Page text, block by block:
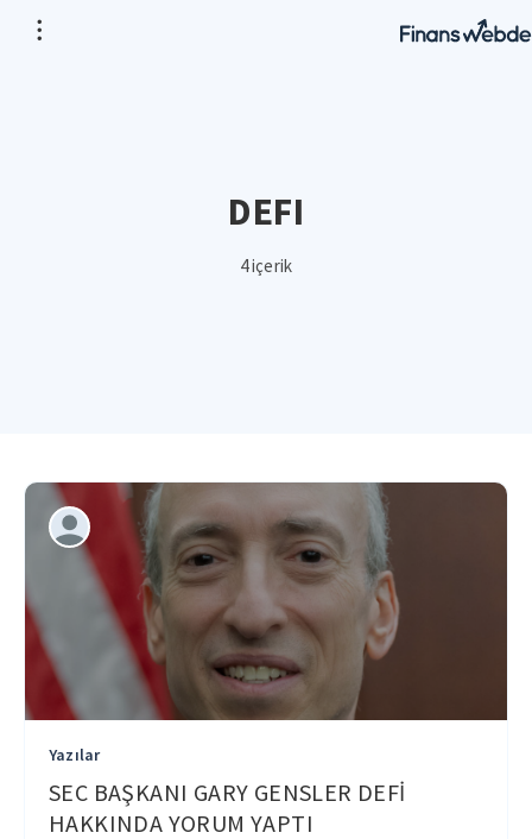
DEFI
4 içerik
Yazılar
SEC BAŞKANI GARY GENSLER DEFİ
HAKKINDA YORUM YAPTI